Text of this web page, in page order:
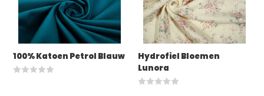
100% Katoen Petrol Blauw
Hydrofiel Bloemen
Lunora